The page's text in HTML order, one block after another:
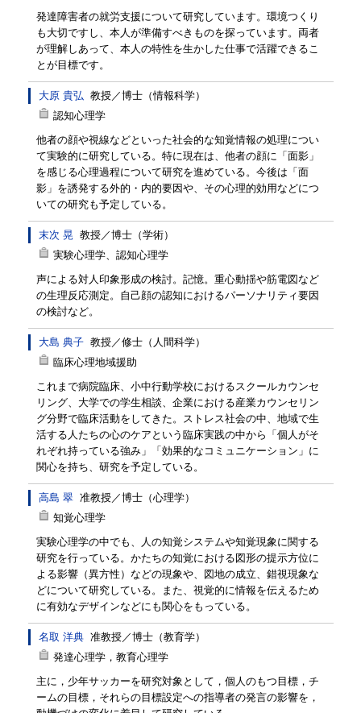
発達障害者の就労支援について研究しています。環境つくり
も大切ですし、本人が準備すべきものを探っています。両者
が理解しあって、本人の特性を生かした仕事で活躍できるこ
とが目標です。
大原 貴弘 教授／博士（情報科学）
認知心理学
他者の顔や視線などといった社会的な知覚情報の処理につい
て実験的に研究している。特に現在は、他者の顔に「面影」
を感じる心理過程について研究を進めている。今後は「面
影」を誘発する外的・内的要因や、その心理的効用などにつ
いての研究も予定している。
末次 晃 教授／博士（学術）
実験心理学、認知心理学
声による対人印象形成の検討。記憶。重心動揺や筋電図など
の生理反応測定。自己顔の認知におけるパーソナリティ要因
の検討など。
大島 典子 教授／修士（人間科学）
臨床心理地域援助
これまで病院臨床、小中行動学校におけるスクールカウンセ
リング、大学での学生相談、企業における産業カウンセリン
グ分野で臨床活動をしてきた。ストレス社会の中、地域で生
活する人たちの心のケアという臨床実践の中から「個人がそ
れぞれ持っている強み」「効果的なコミュニケーション」に
関心を持ち、研究を予定している。
高島 翠 准教授／博士（心理学）
知覚心理学
実験心理学の中でも、人の知覚システムや知覚現象に関する
研究を行っている。かたちの知覚における図形の提示方位に
よる影響（異方性）などの現象や、図地の成立、錯視現象な
どについて研究している。また、視覚的に情報を伝えるため
に有効なデザインなどにも関心をもっている。
名取 洋典 准教授／博士（教育学）
発達心理学，教育心理学
主に，少年サッカーを研究対象として，個人のもつ目標，チ
ームの目標，それらの目標設定への指導者の発言の影響を，